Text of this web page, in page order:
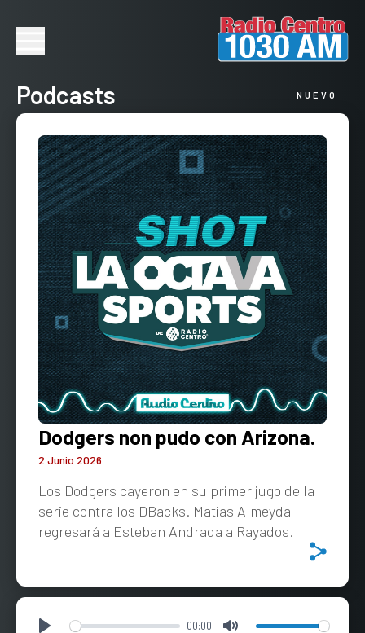
Podcasts NUEVO
Dodgers non pudo con Arizona.
2 Junio 2026
Los Dodgers cayeron en su primer jugo de la
serie contra los DBacks. Matias Almeyda
regresará a Esteban Andrada a Rayados.
Play 00:00 Mute